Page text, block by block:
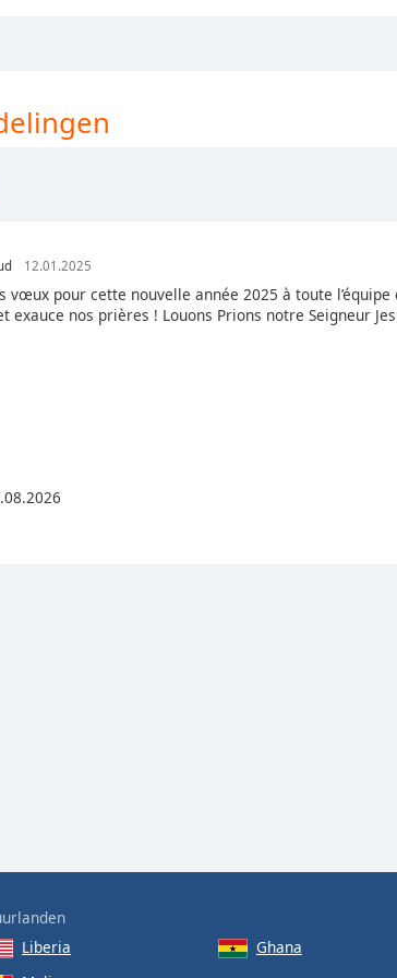
12.01.2025
vœux pour cette nouvelle année 2025 à toute l’équipe
exauce nos prières ! Louons Prions notre Seigneur
Liberia
Ghana